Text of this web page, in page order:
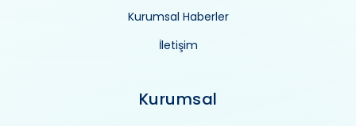
Kurumsal Haberler
İletişim
Kurumsal